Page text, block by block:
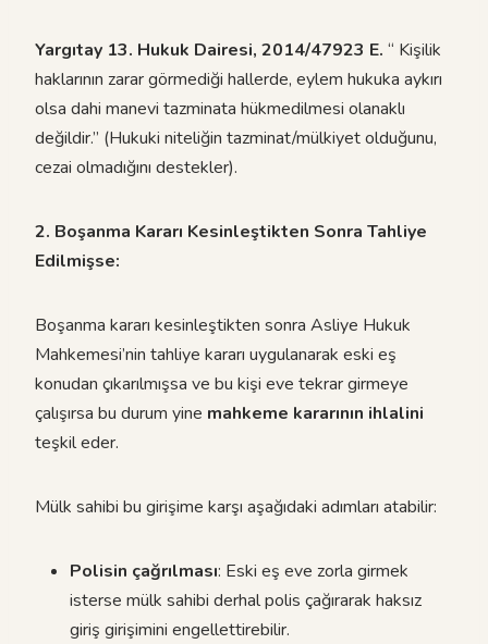
Yargıtay 13. Hukuk Dairesi, 2014/47923 E. “ Kişilik
haklarının zarar görmediği hallerde, eylem hukuka aykırı
olsa dahi manevi tazminata hükmedilmesi olanaklı
değildir.” (Hukuki niteliğin tazminat/mülkiyet olduğunu,
cezai olmadığını destekler).
2. Boşanma Kararı Kesinleştikten Sonra Tahliye
Edilmişse:
Boşanma kararı kesinleştikten sonra Asliye Hukuk
Mahkemesi’nin tahliye kararı uygulanarak eski eş
konudan çıkarılmışsa ve bu kişi eve tekrar girmeye
çalışırsa bu durum yine mahkeme kararının ihlalini
teşkil eder.
Mülk sahibi bu girişime karşı aşağıdaki adımları atabilir:
Polisin çağrılması: Eski eş eve zorla girmek
isterse mülk sahibi derhal polis çağırarak haksız
giriş girişimini engellettirebilir.